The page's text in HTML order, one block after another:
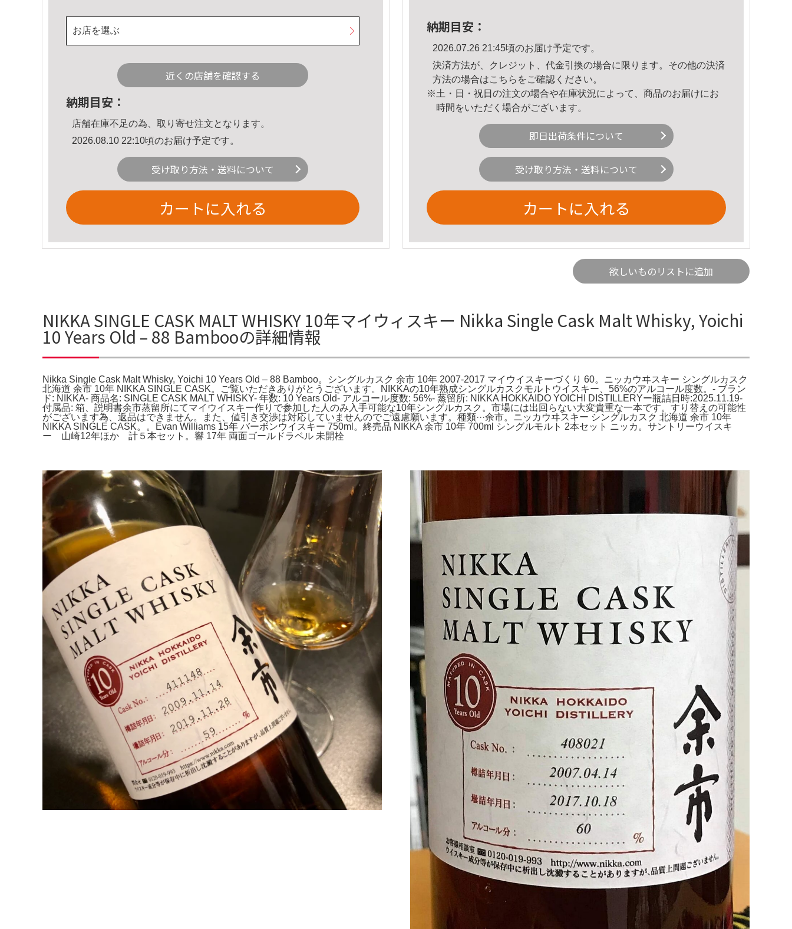
お店を選ぶ
近くの店舗を確認する
納期目安：
店舗在庫不足の為、取り寄せ注文となります。
2026.08.10 22:10頃のお届け予定です。
受け取り方法・送料について
カートに入れる
納期目安：
2026.07.26 21:45頃のお届け予定です。
決済方法が、クレジット、代金引換の場合に限ります。その他の決済
方法の場合はこちら をご確認ください。
※土・日・祝日の注文の場合や在庫状況によって、商品のお届けにお
時間をいただく場合がございます。
即日出荷条件について
受け取り方法・送料について
カートに入れる
欲しいものリストに追加
NIKKA SINGLE CASK MALT WHISKY 10年マイウィスキー Nikka Single Cask Malt Whisky, Yoichi
10 Years Old – 88 Bambooの詳細情報
Nikka Single Cask Malt Whisky, Yoichi 10 Years Old – 88 Bamboo。シングルカスク 余市 10年 2007-2017 マイウイスキーづくり 60。ニッカウヰスキー シングルカスク
北海道 余市 10年 NIKKA SINGLE CASK。ご覧いただきありがとうございます。NIKKAの10年熟成シングルカスクモルトウイスキー、56%のアルコール度数。- ブラン
ド: NIKKA- 商品名: SINGLE CASK MALT WHISKY- 年数: 10 Years Old- アルコール度数: 56%- 蒸留所: NIKKA HOKKAIDO YOICHI DISTILLERYー瓶詰日時:2025.11.19-
付属品: 箱、説明書余市蒸留所にてマイウイスキー作りで参加した人のみ入手可能な10年シングルカスク。市場には出回らない大変貴重な一本です。すり替えの可能性
がございます為、返品はできません。また、値引き交渉は対応していませんのでご遠慮願います。種類···余市。ニッカウヰスキー シングルカスク 北海道 余市 10年
NIKKA SINGLE CASK。。Evan Williams 15年 バーボンウイスキー 750ml。終売品 NIKKA 余市 10年 700ml シングルモルト 2本セット ニッカ。サントリーウイスキ
ー 山崎12年ほか 計５本セット。響 17年 両面ゴールドラベル 未開栓